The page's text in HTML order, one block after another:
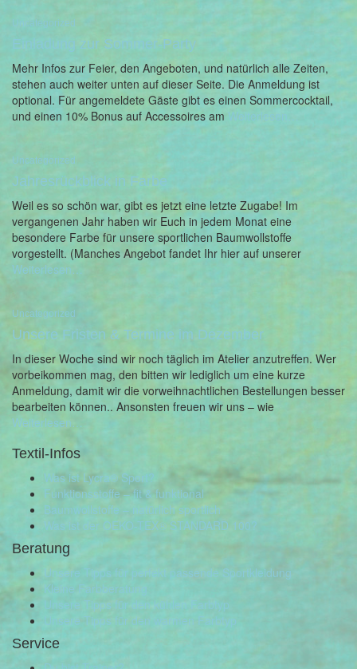
Uncategorized
Einladung zur Sommer-Party
Mehr Infos zur Feier, den Angeboten, und natürlich alle Zeiten,
stehen auch weiter unten auf dieser Seite. Die Anmeldung ist
optional. Für angemeldete Gäste gibt es einen Sommercocktail,
und einen 10% Bonus auf Accessoires am Weiterlesen…
Uncategorized
Jahresrückblick in Farbe
Weil es so schön war, gibt es jetzt eine letzte Zugabe! Im
vergangenen Jahr haben wir Euch in jedem Monat eine
besondere Farbe für unsere sportlichen Baumwollstoffe
vorgestellt. (Manches Angebot fandet Ihr hier auf unserer
Weiterlesen…
Uncategorized
Unsere Fristen & Termine im Dezember
In dieser Woche sind wir noch täglich im Atelier anzutreffen. Wer
vorbeikommen mag, den bitten wir lediglich um eine kurze
Anmeldung, damit wir die vorweihnachtlichen Bestellungen besser
bearbeiten können.. Ansonsten freuen wir uns – wie
Weiterlesen…
Textil-Infos
Was ist Lycra® Sport?
Funktionsstoffe – fit & funktional
Baumwollstoffe – natürlich sportlich
Was ist der OEKO-TEX® STANDARD 100?
Beratung
Unsere Tipps für perfekt passende Sportkleidung
Kleine Farbberatung
Unsere Tipps für den kühlen Farbtyp
Unsere Tipps für den warmen Farbtyp
Service